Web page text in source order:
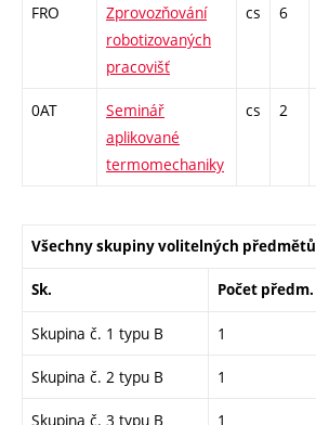
FRO
Zprovozňování
robotizovaných
pracovišť
cs 6
0AT
Seminář
aplikované
termomechaniky
cs 2
Všechny skupiny volitelných předmětů
Sk. Počet předm.
Skupina č. 1 typu B 1
Skupina č. 2 typu B 1
Skupina č. 3 typu B 1